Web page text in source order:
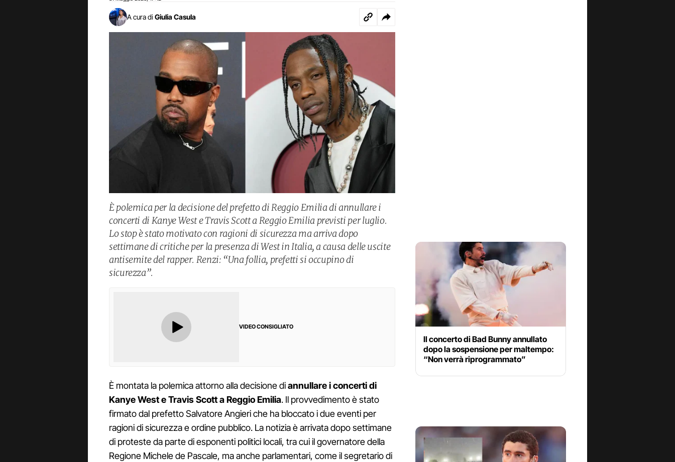
A cura di Giulia Casula
È polemica per la decisione del prefetto di Reggio Emilia di annullare i
concerti di Kanye West e Travis Scott a Reggio Emilia previsti per luglio.
Lo stop è stato motivato con ragioni di sicurezza ma arriva dopo
settimane di critiche per la presenza di West in Italia, a causa delle uscite
antisemite del rapper. Renzi: “Una follia, prefetti si occupino di
sicurezza”.
VIDEO CONSIGLIATO
È montata la polemica attorno alla decisione diannullare i concerti di
Kanye West e Travis Scott a Reggio Emilia. Il provvedimento è stato
firmato dal prefetto Salvatore Angieri che ha bloccato i due eventi per
ragioni di sicurezza e ordine pubblico. La notizia è arrivata dopo settimane
di proteste da parte di esponenti politici locali, tra cui il governatore della
Regione Michele de Pascale, ma anche parlamentari, come il segretario di
Il concerto di Bad Bunny annullato
dopo la sospensione per maltempo:
“Non verrà riprogrammato”